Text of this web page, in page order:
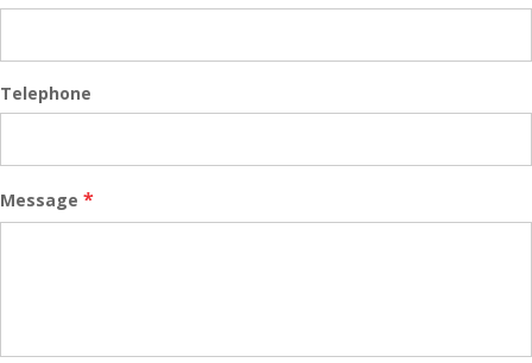
Telephone
Message *